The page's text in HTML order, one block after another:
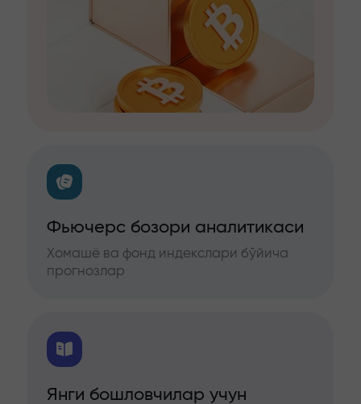
Фьючерс бозори аналитикаси
Хомашё ва фонд индекслари бўйича
прогнозлар
Янги бошловчилар учун